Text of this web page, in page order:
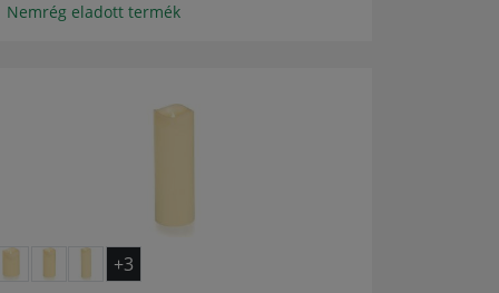
Nemrég eladott termék
+3